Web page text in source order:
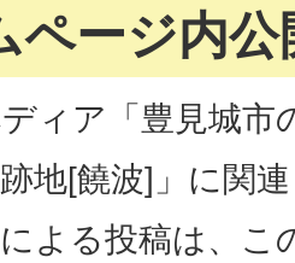
ページ内
ィア「豊見城市
地[饒波]」に関
よる投稿は、こ